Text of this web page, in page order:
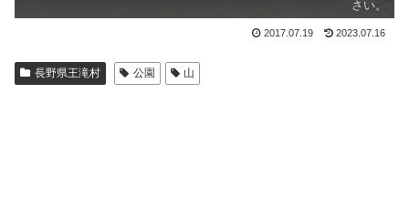
さい。
2017.07.19 2023.07.16
長野県王滝村 公園 山